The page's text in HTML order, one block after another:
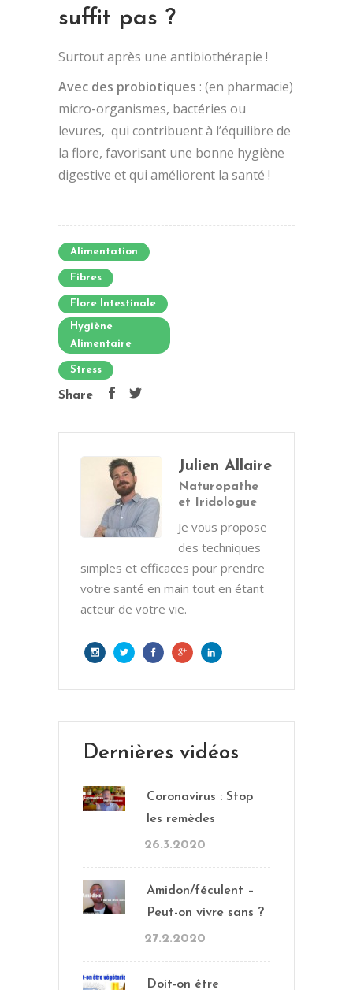
suffit pas ?
Surtout après une antibiothérapie !
Avec des probiotiques : (en pharmacie)
micro-organismes, bactéries ou
levures, qui contribuent à l’équilibre de
la flore, favorisant une bonne hygiène
digestive et qui améliorent la santé !
Alimentation
Fibres
Flore Intestinale
Hygiène
Alimentaire
Stress
Share
Julien Allaire
Naturopathe
et Iridologue
Je vous propose
des techniques
simples et efficaces pour prendre
votre santé en main tout en étant
acteur de votre vie.
Dernières vidéos
Coronavirus : Stop
les remèdes
26.3.2020
Amidon/féculent –
Peut-on vivre sans ?
27.2.2020
Doit-on être